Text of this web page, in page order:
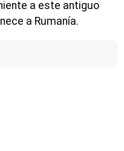
a este antiguo
a Rumanía.